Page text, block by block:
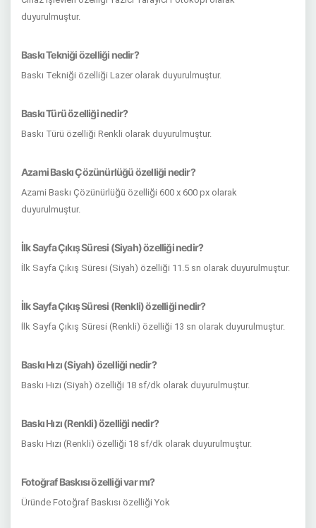
duyurulmuştur.
Baskı Tekniği özelliği nedir?
Baskı Tekniği özelliği Lazer olarak duyurulmuştur.
Baskı Türü özelliği nedir?
Baskı Türü özelliği Renkli olarak duyurulmuştur.
Azami Baskı Çözünürlüğü özelliği nedir?
Azami Baskı Çözünürlüğü özelliği 600 x 600 px olarak
duyurulmuştur.
İlk Sayfa Çıkış Süresi (Siyah) özelliği nedir?
İlk Sayfa Çıkış Süresi (Siyah) özelliği 11.5 sn olarak duyurulmuştur.
İlk Sayfa Çıkış Süresi (Renkli) özelliği nedir?
İlk Sayfa Çıkış Süresi (Renkli) özelliği 13 sn olarak duyurulmuştur.
Baskı Hızı (Siyah) özelliği nedir?
Baskı Hızı (Siyah) özelliği 18 sf/dk olarak duyurulmuştur.
Baskı Hızı (Renkli) özelliği nedir?
Baskı Hızı (Renkli) özelliği 18 sf/dk olarak duyurulmuştur.
Fotoğraf Baskısı özelliği var mı?
Üründe Fotoğraf Baskısı özelliği Yok